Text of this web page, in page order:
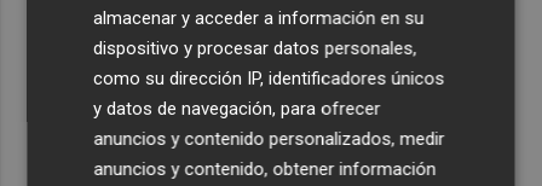
El coste de la vivienda: 1.338 € netos al mes, el salario
mínimo para poder comprar una vivienda en Castellón
almacenar y acceder a información en su
dispositivo y procesar datos personales,
como su dirección IP, identificadores únicos
y datos de navegación, para ofrecer
anuncios y contenido personalizados, medir
anuncios y contenido, obtener información